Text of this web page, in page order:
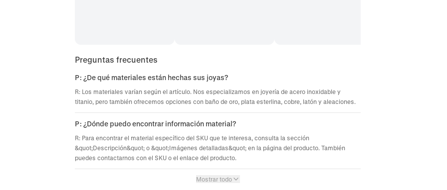
Preguntas frecuentes
P: ¿De qué materiales están hechas sus joyas?
R: Los materiales varían según el artículo. Nos especializamos en joyería de acero inoxidable y
titanio, pero también ofrecemos opciones con baño de oro, plata esterlina, cobre, latón y aleaciones.
P: ¿Dónde puedo encontrar información material?
R: Para encontrar el material específico del SKU que te interesa, consulta la sección
&quot;Descripción&quot; o &quot;Imágenes detalladas&quot; en la página del producto. También
puedes contactarnos con el SKU o el enlace del producto.
Mostrar todo